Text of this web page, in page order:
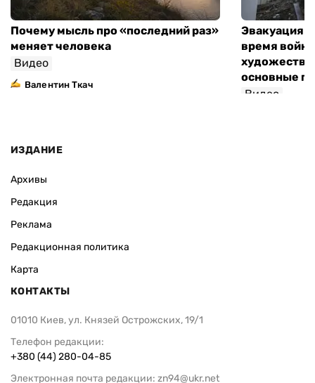
Почему мысль про «последний раз»
меняет человека
Видео
Валентин Ткач
Эвакуация
время
основные
Видео
ИЗДАНИЕ
Архивы
Редакция
Реклама
Редакционная политика
Карта
КОНТАКТЫ
01010 Киев, ул. Князей Острожских, 19/1
Телефон редакции:
+380 (44) 280-04-85
Электронная почта редакции: zn94@ukr.net